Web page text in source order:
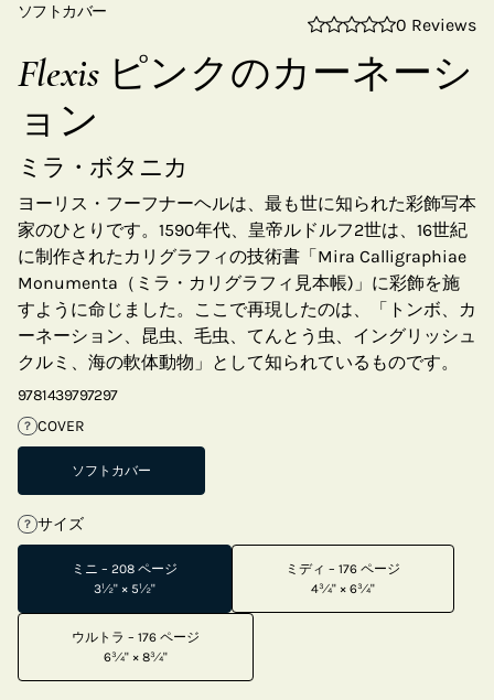
ソフトカバー
0 Reviews
Flexis ピンクのカーネーシ
ョン
ミラ・ボタニカ
ヨーリス・フーフナーヘルは、最も世に知られた彩飾写本
家のひとりです。1590年代、皇帝ルドルフ2世は、16世紀
に制作されたカリグラフィの技術書「Mira Calligraphiae
Monumenta（ミラ・カリグラフィ見本帳)」に彩飾を施
すように命じました。ここで再現したのは、「トンボ、カ
ーネーション、昆虫、毛虫、てんとう虫、イングリッシュ
クルミ、海の軟体動物」として知られているものです。
9781439797297
? COVER
ソフトカバー
? サイズ
ミニ – 208 ページ
3½" × 5½"
ミディ – 176 ページ
4¾" × 6¾"
ウルトラ – 176 ページ
6¾" × 8¾"